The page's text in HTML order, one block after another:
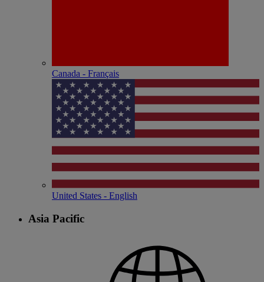
Canada - Français
United States - English
Asia Pacific